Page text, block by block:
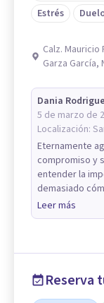
Estrés
Calz.
Garza García,
Dania
5 de marzo de
Localización:
Eternamente
compromiso y
entender la
demasiado
Leer más
Reserva